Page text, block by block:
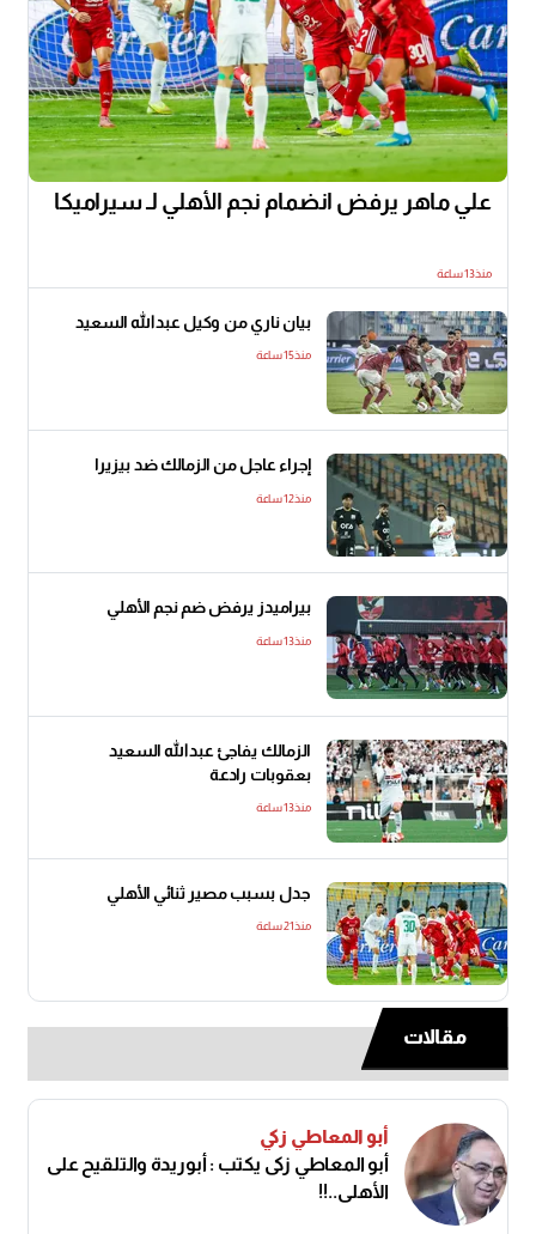
علي ماهر يرفض انضمام نجم الأهلي لـ سيراميكا
منذ13 ساعة
بيان ناري من وكيل عبدالله السعيد
منذ15 ساعة
إجراء عاجل من الزمالك ضد بيزيرا
منذ12 ساعة
بيراميدز يرفض ضم نجم الأهلي
منذ13 ساعة
الزمالك يفاجئ عبدالله السعيد
بعقوبات رادعة
منذ13 ساعة
جدل بسبب مصير ثنائي الأهلي
منذ21 ساعة
مقالات
أبو المعاطي زكي
أبو المعاطي زكى يكتب : أبوريدة والتلقيح على
الأهلى..!!